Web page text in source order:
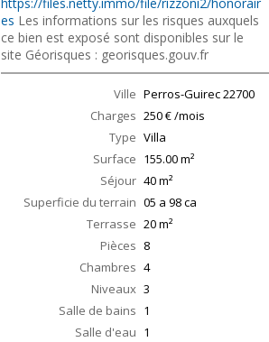
es Les informations sur les risques auxquels
ce bien est exposé sont disponibles sur le
site Géorisques : georisques.gouv.fr
Ville Perros-Guirec22700
Charges 250 € /mois
Type Villa
Surface 155.00m²
Séjour 40m²
Superficie du terrain 05 a 98 ca
Terrasse 20m²
Pièces 8
Chambres 4
Niveaux 3
Salle de bains 1
Salle d'eau 1